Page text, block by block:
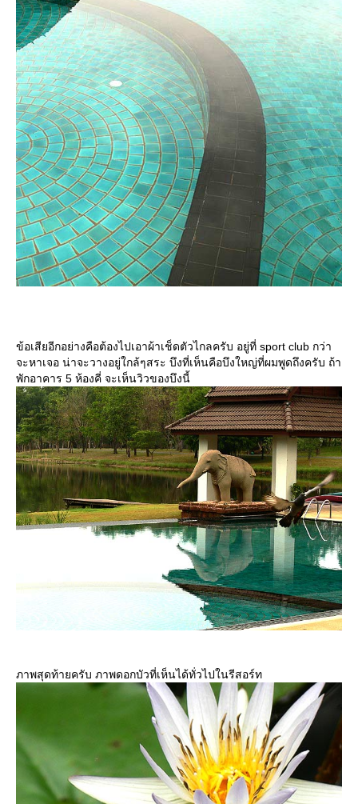
ข้อเสียอีกอย่างคือต้องไปเอาผ้าเช็ดตัวไกลครับ อยู่ที่ sport club กว่า
จะหาเจอ น่าจะวางอยู่ใกล้ๆสระ บึงที่เห็นคือบึงใหญ่ที่ผมพูดถึงครับ ถ้า
พักอาคาร 5 ห้องคี่ จะเห็นวิวของบึงนี้
ภาพสุดท้ายครับ ภาพดอกบัวที่เห็นได้ทั่วไปในรีสอร์ท